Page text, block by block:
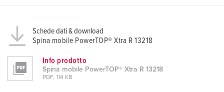
Schede dati & download
Spina mobile PowerTOP® Xtra R 13218
Info prodotto
Spina mobile PowerTOP® Xtra R 13218
PDF, 114 KB